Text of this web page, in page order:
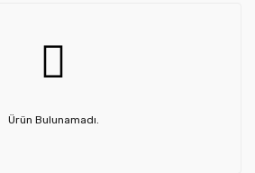
Ürün Bulunamadı.